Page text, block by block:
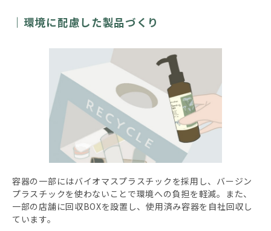
環境に配慮した製品づくり
容器の一部にはバイオマスプラスチックを採用し、バージン
プラスチックを使わないことで環境への負担を軽減。また、
一部の店舗に回収BOXを設置し、使用済み容器を自社回収し
ています。